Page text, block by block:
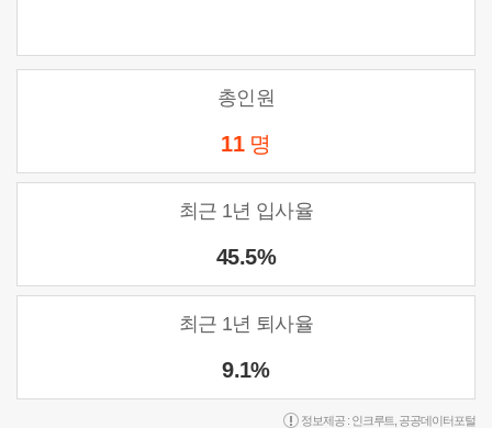
총인원
11 명
최근 1년 입사율
45.5%
최근 1년 퇴사율
9.1%
정보제공 : 인크루트 공공데이터포털